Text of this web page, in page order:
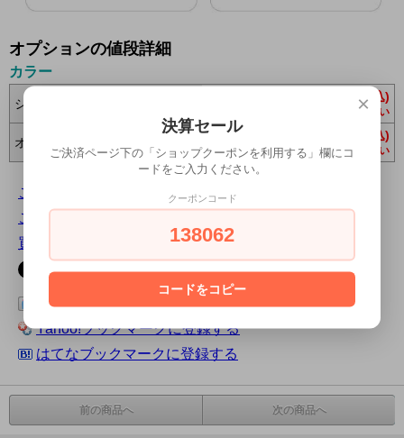
オプションの値段詳細
カラー
シルバー 43,780円(税込)
在庫 0 お問合わせください
オシアネイビー 46,310円(税込)
在庫 0 お問合わせください
この商品について問い合わせる
この商品を友達に教える
買い物を続ける
この商品をログピでつぶやく
Yahoo!ブックマークに登録する
はてなブックマークに登録する
前の商品へ 次の商品へ
×
決算セール
ご決済ページ下の「ショップクーポンを利用する」欄にコ
ードをご入力ください。
クーポンコード
138062
コードをコピー